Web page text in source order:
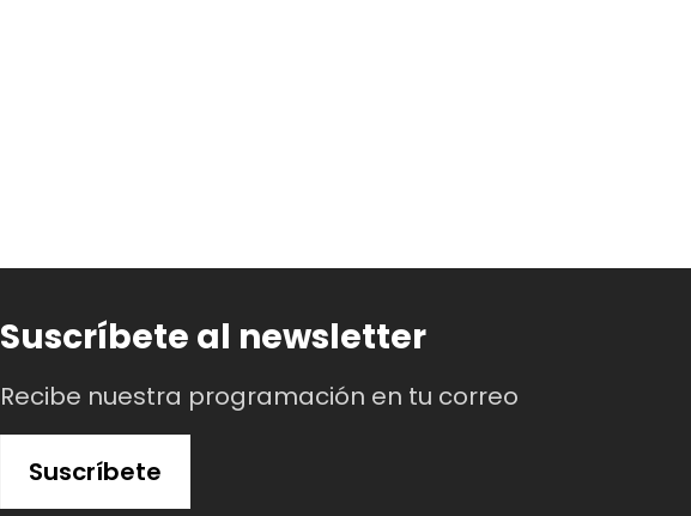
Suscríbete al newsletter
Recibe nuestra programación en tu correo
Suscríbete